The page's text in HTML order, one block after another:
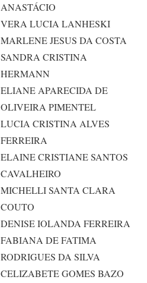
ANASTÁCIO
VERA LUCIA LANHESKI
MARLENE JESUS DA COSTA
SANDRA CRISTINA
HERMANN
ELIANE APARECIDA DE
OLIVEIRA PIMENTEL
LUCIA CRISTINA ALVES
FERREIRA
ELAINE CRISTIANE SANTOS
CAVALHEIRO
MICHELLI SANTA CLARA
COUTO
DENISE IOLANDA FERREIRA
FABIANA DE FATIMA
RODRIGUES DA SILVA
CELIZABETE GOMES BAZO